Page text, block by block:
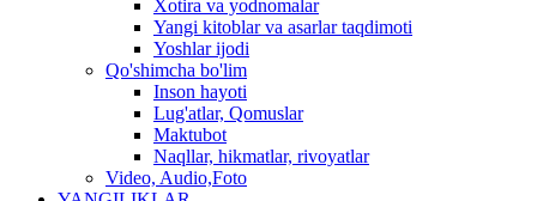
Xotira va yodnomalar
Yangi kitoblar va asarlar taqdimoti
Yoshlar ijodi
Qo'shimcha bo'lim
Inson hayoti
Lug'atlar, Qomuslar
Maktubot
Naqllar, hikmatlar, rivoyatlar
Video, Audio,Foto